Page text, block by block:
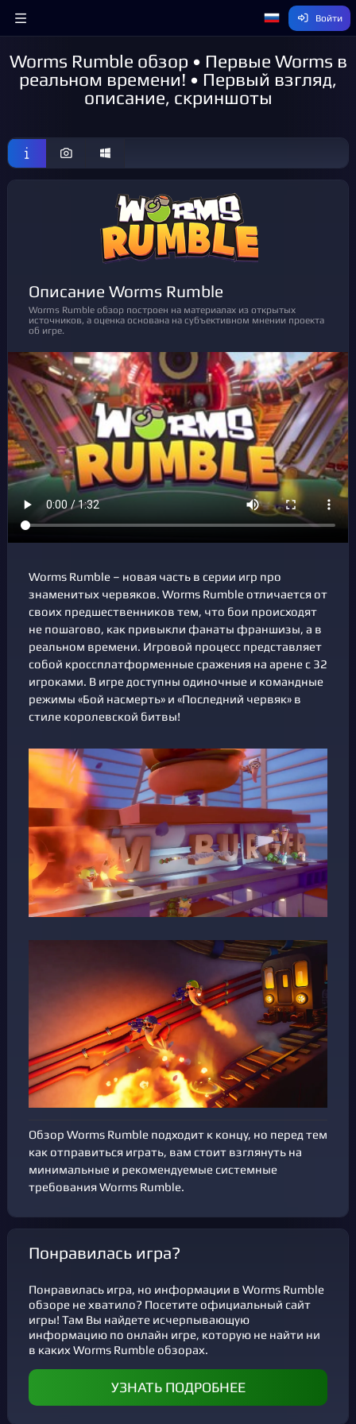
Войти
Worms Rumble обзор • Первые Worms в
реальном времени! • Первый взгляд,
описание, скриншоты
Описание Worms Rumble
Worms Rumble обзор построен на материалах из открытых
источников, а оценка основана на субъективном мнении проекта
об игре.
Worms Rumble – новая часть в серии игр про
знаменитых червяков. Worms Rumble отличается от
своих предшественников тем, что бои происходят
не пошагово, как привыкли фанаты франшизы, а в
реальном времени. Игровой процесс представляет
собой кроссплатформенные сражения на арене с 32
игроками. В игре доступны одиночные и командные
режимы «Бой насмерть» и «Последний червяк» в
стиле королевской битвы!
Обзор Worms Rumble подходит к концу, но перед тем
как отправиться играть, вам стоит взглянуть на
минимальные и рекомендуемые системные
требования Worms Rumble.
Понравилась игра?
Понравилась игра, но информации в Worms Rumble
обзоре не хватило? Посетите официальный сайт
игры! Там Вы найдете исчерпывающую
информацию по онлайн игре, которую не найти ни
в каких Worms Rumble обзорах.
УЗНАТЬ ПОДРОБНЕЕ